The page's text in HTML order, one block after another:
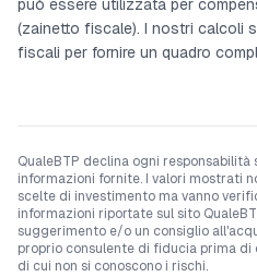
può essere utilizzata per
(zainetto fiscale). I nostri calcoli
fiscali per fornire un quadro
QualeBTP declina ogni
informazioni fornite. I valori mostrati
scelte di investimento ma vanno
informazioni riportate sul sito
suggerimento e/o un consiglio
proprio consulente di fiducia prima
di cui non si conoscono i rischi.